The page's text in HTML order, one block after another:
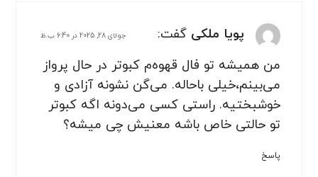
پویا ملکی گفت: جولای 28, 2025 در 6:40 ب.ظ
من همیشه تو فال قهوه‌م کبوتر در حال پرواز
می‌بینم،خیلی باحاله. می‌گن نشونه آزادی و
خوشبختیه. راستی کسی می‌دونه اگه کبوتر
تو حالتی خاص باشه معنیش چی میشه؟
پاسخ